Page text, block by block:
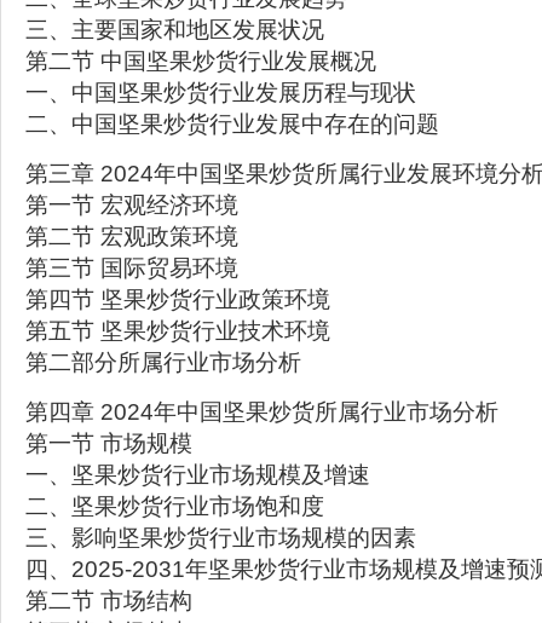
三、主要国家和地区发展状况
第二节 中国坚果炒货行业发展概况
一、中国坚果炒货行业发展历程与现状
二、中国坚果炒货行业发展中存在的问题
第三章 2024年中国坚果炒货所属行业发展环境分
第一节 宏观经济环境
第二节 宏观政策环境
第三节 国际贸易环境
第四节 坚果炒货行业政策环境
第五节 坚果炒货行业技术环境
第二部分所属行业市场分析
第四章 2024年中国坚果炒货所属行业市场分析
第一节 市场规模
一、坚果炒货行业市场规模及增速
二、坚果炒货行业市场饱和度
三、影响坚果炒货行业市场规模的因素
四、2025-2031年坚果炒货行业市场规模及增速预
第二节 市场结构